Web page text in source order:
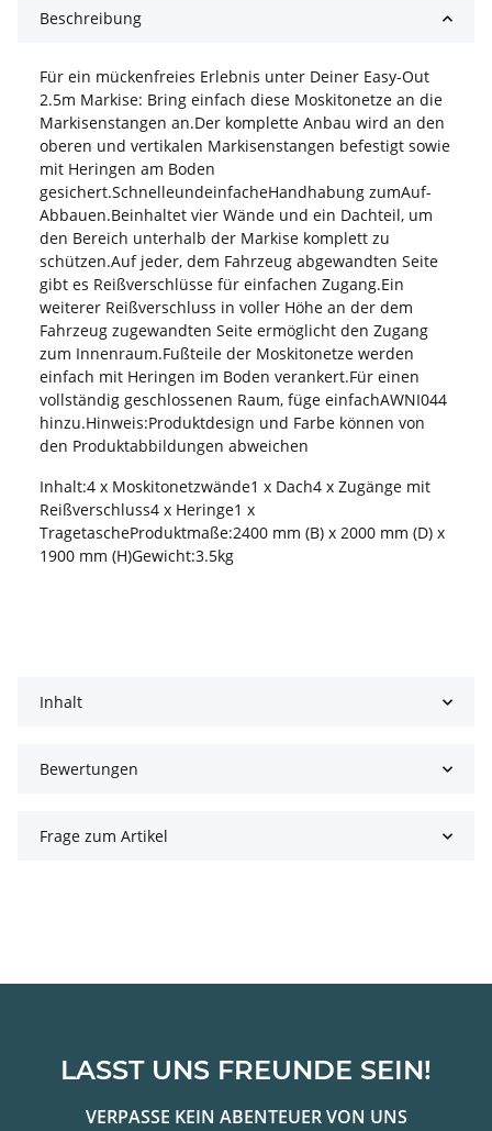
Beschreibung
Für ein mückenfreies Erlebnis unter Deiner Easy-Out
2.5m Markise: Bring einfach diese Moskitonetze an die
Markisenstangen an.Der komplette Anbau wird an den
oberen und vertikalen Markisenstangen befestigt sowie
mit Heringen am Boden
gesichert.SchnelleundeinfacheHandhabung zumAuf-
Abbauen.Beinhaltet vier Wände und ein Dachteil, um
den Bereich unterhalb der Markise komplett zu
schützen.Auf jeder, dem Fahrzeug abgewandten Seite
gibt es Reißverschlüsse für einfachen Zugang.Ein
weiterer Reißverschluss in voller Höhe an der dem
Fahrzeug zugewandten Seite ermöglicht den Zugang
zum Innenraum.Fußteile der Moskitonetze werden
einfach mit Heringen im Boden verankert.Für einen
vollständig geschlossenen Raum, füge einfachAWNI044
hinzu.Hinweis:Produktdesign und Farbe können von
den Produktabbildungen abweichen
Inhalt:4 x Moskitonetzwände1 x Dach4 x Zugänge mit
Reißverschluss4 x Heringe1 x
TragetascheProduktmaße:2400 mm (B) x 2000 mm (D) x
1900 mm (H)Gewicht:3.5kg
Inhalt
Bewertungen
Frage zum Artikel
LASST UNS FREUNDE SEIN!
VERPASSE KEIN ABENTEUER VON UNS